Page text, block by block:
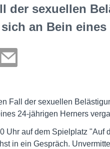
der sexuellen
an Bein eines
Fall der sexuellen
24-jährigen Herners
Uhr auf dem Spielplatz "Auf
in ein Gespräch.